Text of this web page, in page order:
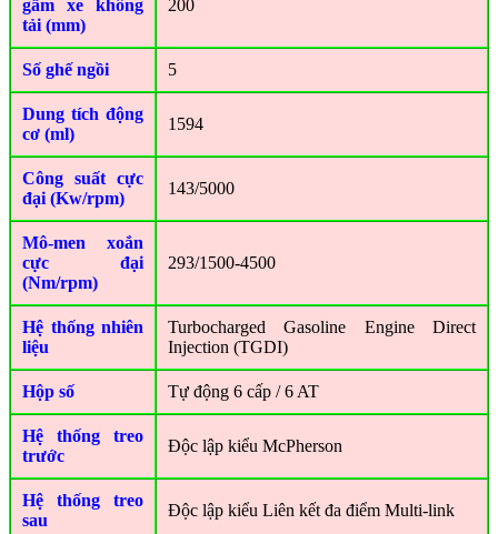
gầm xe không
tải (mm)
200
Số ghế ngồi 5
Dung tích động
cơ (ml)
1594
Công suất cực
đại (Kw/rpm)
143/5000
Mô-men xoắn
cực đại
(Nm/rpm)
293/1500-4500
Hệ thống nhiên
liệu
Turbocharged Gasoline Engine Direct
Injection (TGDI)
Hộp số Tự động 6 cấp / 6 AT
Hệ thống treo
trước
Độc lập kiểu McPherson
Hệ thống treo
sau
Độc lập kiểu Liên kết đa điểm Multi-link